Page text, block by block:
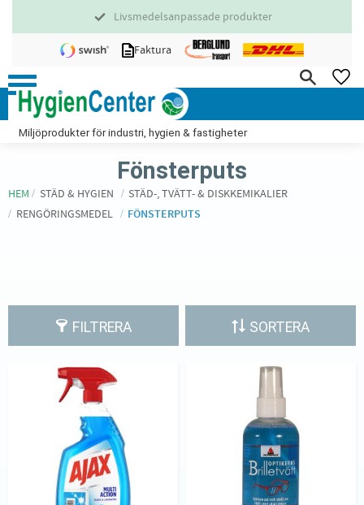
Meny
Livsmedelsanpassade produkter
Faktura
Miljöprodukter för industri, hygien & fastigheter
Fönsterputs
HEM STÄD & HYGIEN
STÄD-, TVÄTT- & DISKKEMIKALIER
RENGÖRINGSMEDEL
FÖNSTERPUTS
FILTRERA SORTERA